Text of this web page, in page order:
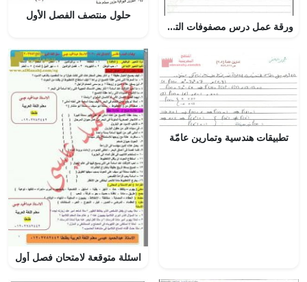
ورقة عمل درس مصفوفات التحويلات في الفضاء ثلاثي الأبعاد مع الحل, (رياضيات) الثاني عشر العام
حلول منتصف الفصل الأول
تطبيقات هندسية وتمارين عامّة
اسئلة متوقعة لامتحان فصل أول